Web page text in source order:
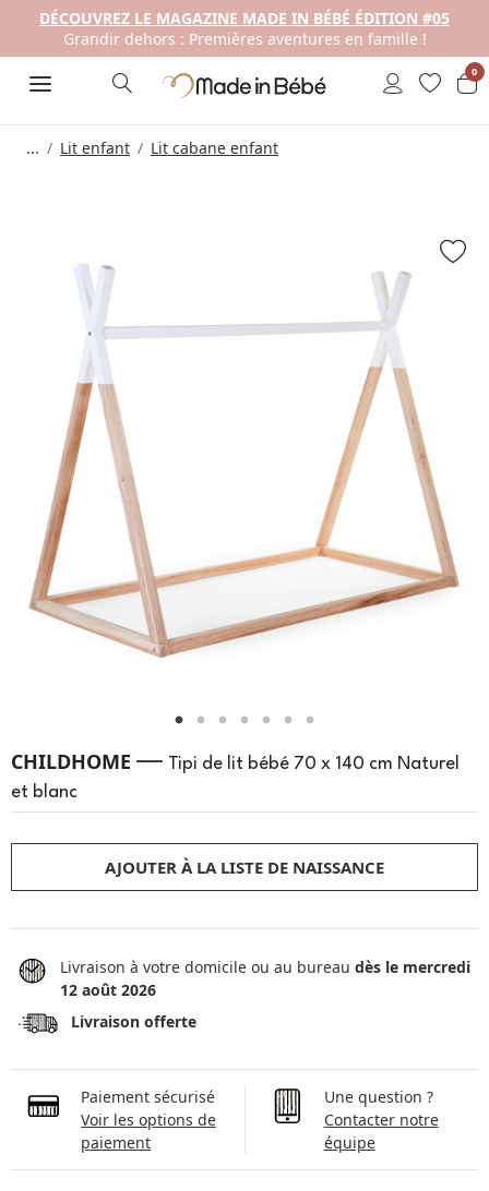
DÉCOUVREZ LE MAGAZINE MADE IN BÉBÉ ÉDITION #05
Grandir dehors : Premières aventures en famille !
0
... Lit enfant Lit cabane enfant
CHILDHOME — Tipi de lit bébé 70 x 140 cm Naturel
et blanc
AJOUTER À LA LISTE DE NAISSANCE
Livraison à votre domicile ou au bureau dès le mercredi
12 août 2026
Livraison offerte
Paiement sécurisé
Voir les options de
paiement
Une question ?
Contacter notre
équipe